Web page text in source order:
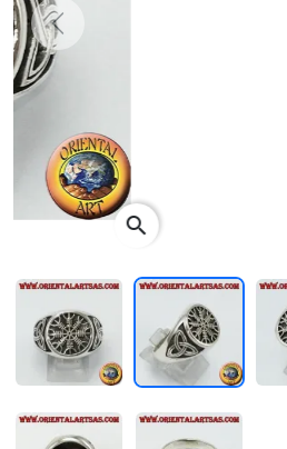
Previous